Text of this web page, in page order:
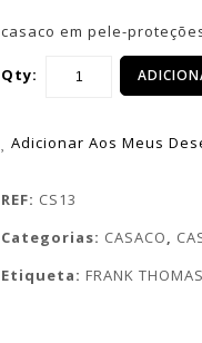
casaco em pele-
Qty:
Adicionar Aos Meus
REF: CS13
Categorias: CASACO,
Etiqueta: FRANK THOMAS